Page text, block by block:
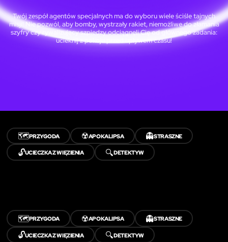
Twój zespół agentów specjalnych ma do wyboru wiele ściśle tajnych
misji! Nie pozwól, aby bomby, wystrzały rakiet, niemożliwe do złamania
szyfry czy rywalizujący szpiedzy odciągnęli Cię od głównego zadania:
ucieknij z pokoju przed upływem czasu!
🗺️PRZYGODA ☢️APOKALIPSA 👻STRASZNE
🔓UCIECZKA Z WIĘZIENIA 🔍DETEKTYW
🗺️PRZYGODA ☢️APOKALIPSA 👻STRASZNE
🔓UCIECZKA Z WIĘZIENIA 🔍DETEKTYW